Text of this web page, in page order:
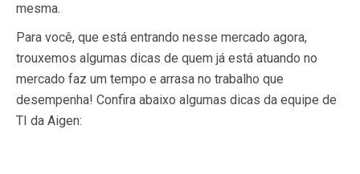
mesma.
Para você, que está entrando nesse mercado agora,
trouxemos algumas dicas de quem já está atuando no
mercado faz um tempo e arrasa no trabalho que
desempenha! Confira abaixo algumas dicas da equipe de
TI da Aigen: